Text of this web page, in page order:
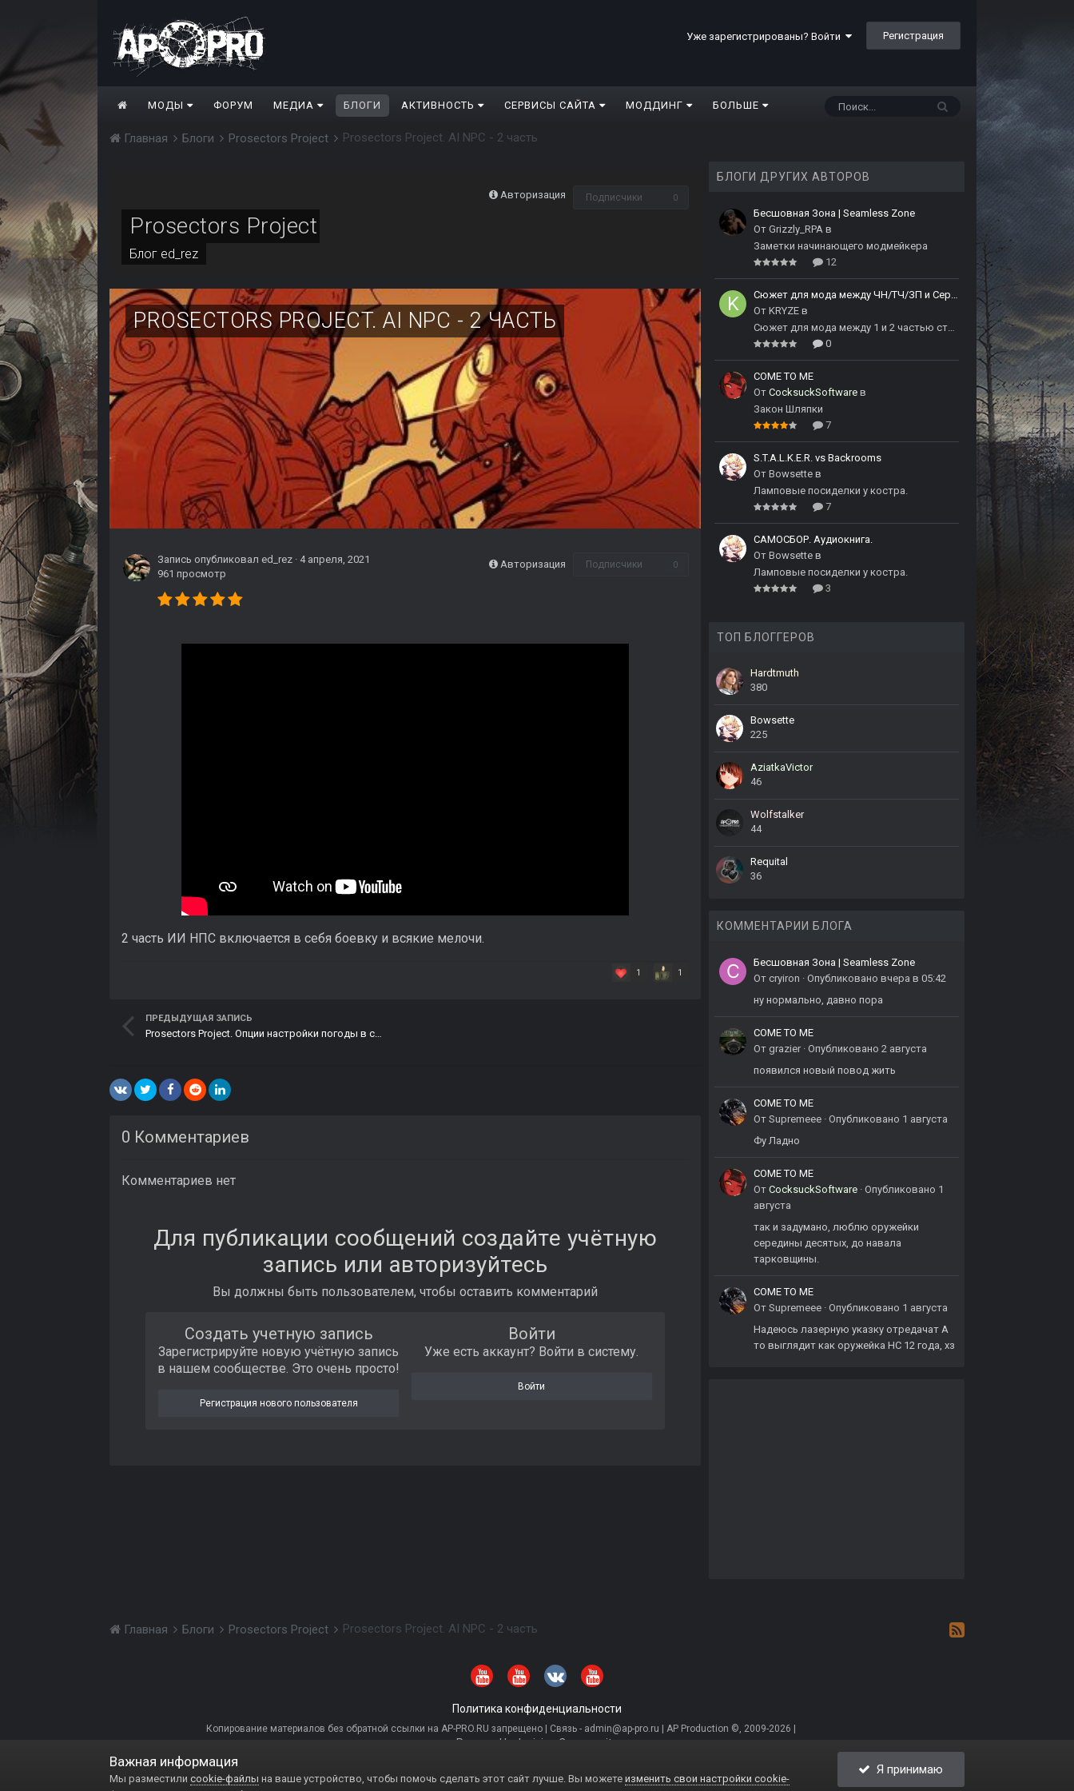
Уже зарегистрированы? Войти Регистрация
МОДЫ ФОРУМ МЕДИА БЛОГИ АКТИВНОСТЬ СЕРВИСЫ САЙТА МОДДИНГ БОЛЬШЕ
Главная Блоги Prosectors Project Prosectors Project. AI NPC - 2 часть
Авторизация Подписчики 0
Prosectors Project
Блог ed_rez
PROSECTORS PROJECT. AI NPC - 2 ЧАСТЬ
Авторизация Подписчики 0
Запись опубликовал ed_rez · 4 апреля, 2021
961 просмотр
2 часть ИИ НПС включается в себя боевку и всякие мелочи.
1 1
ПРЕДЫДУЩАЯ ЗАПИСЬ
0 Комментариев
Комментариев нет
Для публикации сообщений создайте учётную
запись или авторизуйтесь
Вы должны быть пользователем, чтобы оставить комментарий
Создать учетную запись
Зарегистрируйте новую учётную запись
в нашем сообществе. Это очень просто!
Регистрация нового пользователя
Войти
Уже есть аккаунт? Войти в систему.
Войти
БЛОГИ ДРУГИХ АВТОРОВ
Бесшовная Зона | Seamless Zone
От Grizzly_RPA в
Заметки начинающего модмейкера
12
Сюжет для мода между ЧН/ТЧ/ЗП и Сердцем Чернобыля
От KRYZE в
0
COME TO ME
От CocksuckSoftware в
Закон Шляпки
7
S.T.A.L.K.E.R. vs Backrooms
От Bowsette в
Ламповые посиделки у костра.
7
САМОСБОР. Аудиокнига.
От Bowsette в
Ламповые посиделки у костра.
3
ТОП БЛОГГЕРОВ
Hardtmuth
380
Bowsette
225
AziatkaVictor
46
Wolfstalker
44
Requital
36
КОММЕНТАРИИ БЛОГА
Бесшовная Зона | Seamless Zone
От cryiron · Опубликовано вчера в 05:42
ну нормально, давно пора
COME TO ME
От grazier · Опубликовано 2 августа
появился новый повод жить
COME TO ME
От Supremeee · Опубликовано 1 августа
Фу Ладно
COME TO ME
От CocksuckSoftware · Опубликовано 1
августа
так и задумано, люблю оружейки
середины десятых, до навала
тарковщины.
COME TO ME
От Supremeee · Опубликовано 1 августа
Надеюсь лазерную указку отредачат А
то выглядит как оружейка НС 12 года, хз
Главная Блоги Prosectors Project Prosectors Project. AI NPC - 2 часть
Политика конфиденциальности
Копирование материалов без обратной ссылки на AP-PRO.RU запрещено | Связь - admin@ap-pro.ru | AP Production ©, 2009-2026 |
Powered by Invision Community
Важная информация
Мы разместили cookie-файлы на ваше устройство, чтобы помочь сделать этот сайт лучше. Вы можете изменить свои настройки cookie-
Я принимаю